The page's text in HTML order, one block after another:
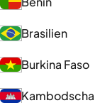
Brasilien
Burkina Faso
Kambodscha